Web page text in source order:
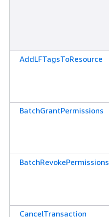
AddLFTagsToResource
BatchGrantPermissions
BatchRevokePermissions
CancelTransaction